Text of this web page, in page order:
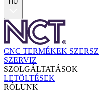
HU
CNC TERMÉKEK
SZERVIZ
SZOLGÁLTATÁSOK
LETÖLTÉSEK
RÓLUNK